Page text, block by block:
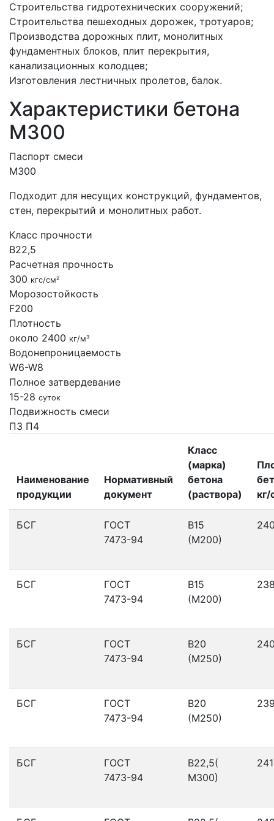
Строительства гидротехнических сооружений;
Строительства пешеходных дорожек, тротуаров;
Производства дорожных плит, монолитных
фундаментных блоков, плит перекрытия,
канализационных колодцев;
Изготовления лестничных пролетов, балок.
Характеристики бетона
М300
Паспорт смеси
М300
Подходит для несущих конструкций, фундаментов,
стен, перекрытий и монолитных работ.
Класс прочности
B22,5
Расчетная прочность
300 кгс/см²
Морозостойкость
F200
Плотность
около 2400 кг/м³
Водонепроницаемость
W6-W8
Полное затвердевание
15-28 суток
Подвижность смеси
П3 П4
Наименование
продукции
Нормативный
документ
Класс
(марка)
бетона
(раствора)
кг/
БСГ
ГОСТ
7473-94
В15
(М200)
БСГ
ГОСТ
7473-94
В15
(М200)
БСГ
ГОСТ
7473-94
В20
(М250)
БСГ
ГОСТ
7473-94
В20
(М250)
БСГ
ГОСТ
7473-94
В22,5(
М300)